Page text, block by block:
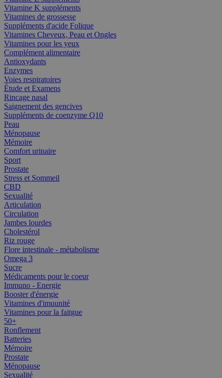
Vitamine K suppléments
Vitamines de grossesse
Suppléments d'acide Folique
Vitamines Cheveux, Peau et Ongles
Vitamines pour les yeux
Complément alimentaire
Antioxydants
Enzymes
Voies respiratoires
Étude et Examens
Rincage nasal
Saignement des gencives
Suppléments de coenzyme Q10
Peau
Ménopause
Mémoire
Comfort urinaire
Sport
Prostate
Stress et Sommeil
CBD
Sexualité
Articulation
Circulation
Jambes lourdes
Cholestérol
Riz rouge
Flore intestinale - métabolisme
Omega 3
Sucre
Médicaments pour le coeur
Immuno - Energie
Booster d'énergie
Vitamines d'imuunité
Vitamines pour la faitgue
50+
Ronflement
Batteries
Mémoire
Prostate
Ménopause
Sexualité